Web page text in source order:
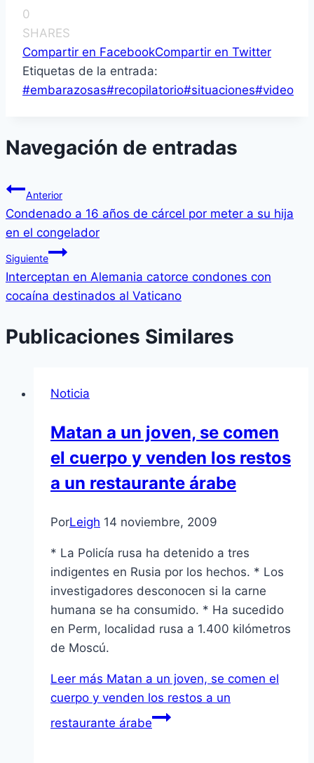
0
SHARES
Compartir en FacebookCompartir en Twitter
Etiquetas de la entrada:
#embarazosas#recopilatorio#situaciones#video
Navegación de entradas
Anterior
Condenado a 16 años de cárcel por meter a su hija
en el congelador
Siguiente
Interceptan en Alemania catorce condones con
cocaína destinados al Vaticano
Publicaciones Similares
Noticia
Matan a un joven, se comen
el cuerpo y venden los restos
a un restaurante árabe
PorLeigh 14 noviembre, 2009
* La Policí­a rusa ha detenido a tres
indigentes en Rusia por los hechos. * Los
investigadores desconocen si la carne
humana se ha consumido. * Ha sucedido
en Perm, localidad rusa a 1.400 kilómetros
de Moscú.
Leer más Matan a un joven, se comen el
cuerpo y venden los restos a un
restaurante árabe